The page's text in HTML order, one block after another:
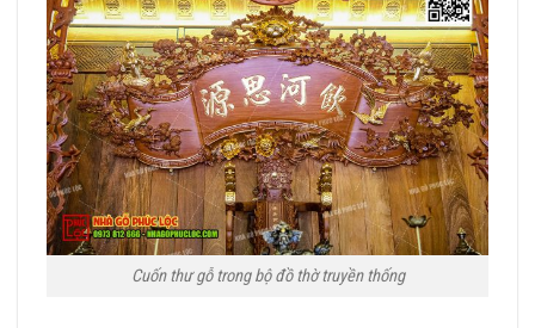
Cuốn thư gỗ trong bộ đồ thờ truyền thống